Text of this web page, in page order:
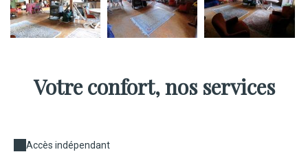
Votre confort, nos services
Accès indépendant